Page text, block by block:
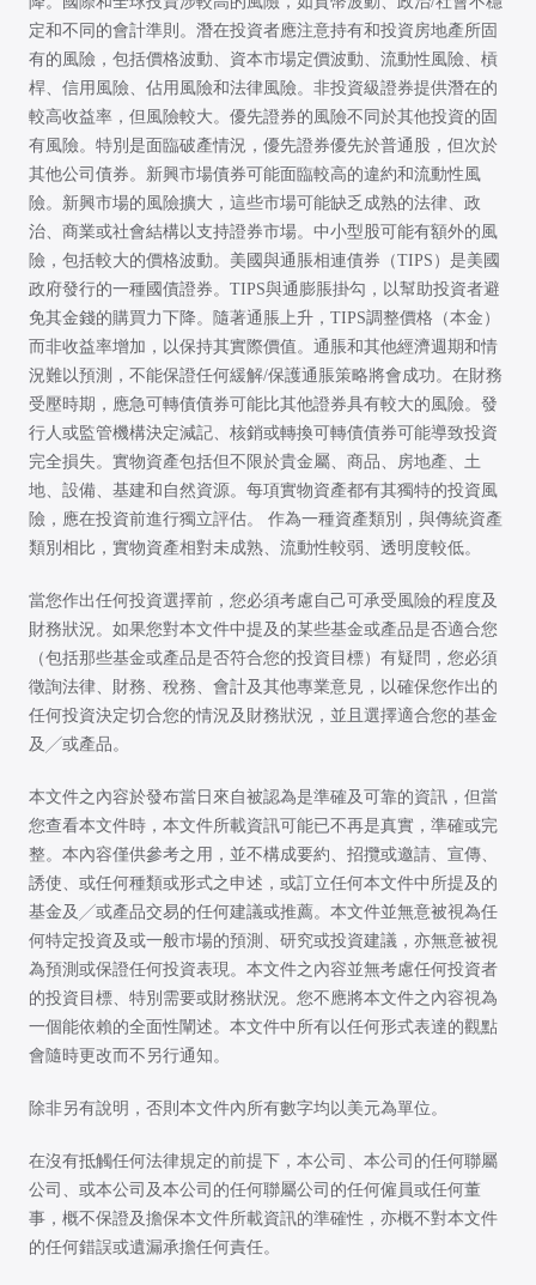
定和不同的會計準則。潛在投資者應注意持有和投資房地產所固
有的風險，包括價格波動、資本市場定價波動、流動性風險、槓
桿、信用風險、佔用風險和法律風險。非投資級證券提供潛在的
較高收益率，但風險較大。優先證券的風險不同於其他投資的固
有風險。特別是面臨破產情況，優先證券優先於普通股，但次於
其他公司債券。新興市場債券可能面臨較高的違約和流動性風
險。新興市場的風險擴大，這些市場可能缺乏成熟的法律、政
治、商業或社會結構以支持證券市場。中小型股可能有額外的風
險，包括較大的價格波動。美國與通脹相連債券（TIPS）是美國
政府發行的一種國債證券。TIPS與通膨脹掛勾，以幫助投資者避
免其金錢的購買力下降。隨著通脹上升，TIPS調整價格（本金）
而非收益率增加，以保持其實際價值。通脹和其他經濟週期和情
況難以預測，不能保證任何緩解/保護通脹策略將會成功。在財務
受壓時期，應急可轉債債券可能比其他證券具有較大的風險。發
行人或監管機構決定減記、核銷或轉換可轉債債券可能導致投資
完全損失。實物資產包括但不限於貴金屬、商品、房地產、土
地、設備、基建和自然資源。每項實物資產都有其獨特的投資風
險，應在投資前進行獨立評估。 作為一種資產類別，與傳統資產
類別相比，實物資產相對未成熟、流動性較弱、透明度較低。
當您作出任何投資選擇前，您必須考慮自己可承受風險的程度及
財務狀況。如果您對本文件中提及的某些基金或產品是否適合您
（包括那些基金或產品是否符合您的投資目標）有疑問，您必須
徵詢法律、財務、稅務、會計及其他專業意見，以確保您作出的
任何投資決定切合您的情況及財務狀況，並且選擇適合您的基金
及╱或產品。
本文件之內容於發布當日來自被認為是準確及可靠的資訊，但當
您查看本文件時，本文件所載資訊可能已不再是真實，準確或完
整。本內容僅供參考之用，並不構成要約、招攬或邀請、宣傳、
誘使、或任何種類或形式之申述，或訂立任何本文件中所提及的
基金及╱或產品交易的任何建議或推薦。本文件並無意被視為任
何特定投資及或一般市場的預測、研究或投資建議，亦無意被視
為預測或保證任何投資表現。本文件之內容並無考慮任何投資者
的投資目標、特別需要或財務狀況。您不應將本文件之內容視為
一個能依賴的全面性闡述。本文件中所有以任何形式表達的觀點
會隨時更改而不另行通知。
除非另有說明，否則本文件內所有數字均以美元為單位。
在沒有抵觸任何法律規定的前提下，本公司、本公司的任何聯屬
公司、或本公司及本公司的任何聯屬公司的任何僱員或任何董
事，概不保證及擔保本文件所載資訊的準確性，亦概不對本文件
的任何錯誤或遺漏承擔任何責任。